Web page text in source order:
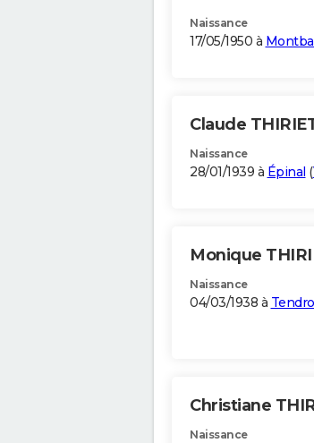
Naissance
17/05/1950 à
Claude
Naissance
28/01/1939 à Épinal (
Monique
Naissance
04/03/1938 à
Christiane
Naissance